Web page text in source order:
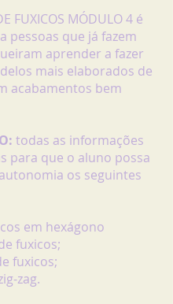
FUXICOS MÓDULO 4 é
pessoas que já fazem
aprender a fazer
mais elaborados de
acabamentos bem
todas as informações
para que o aluno possa
os seguintes
em hexágono
fuxicos;
fuxicos;
zag.